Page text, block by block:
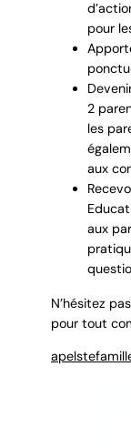
pour
2
les
aux
aux
N’hésitez
pour tout